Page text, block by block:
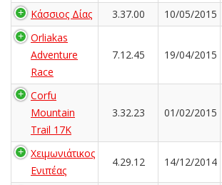
Κάσσιος Δίας
3.37.00 10/05/2015
Orliakas
Adventure
Race
7.12.45 19/04/2015
Corfu
Mountain
Trail 17K
3.32.23 01/02/2015
Χειμωνιάτικος
Ενιπέας
4.29.12 14/12/2014